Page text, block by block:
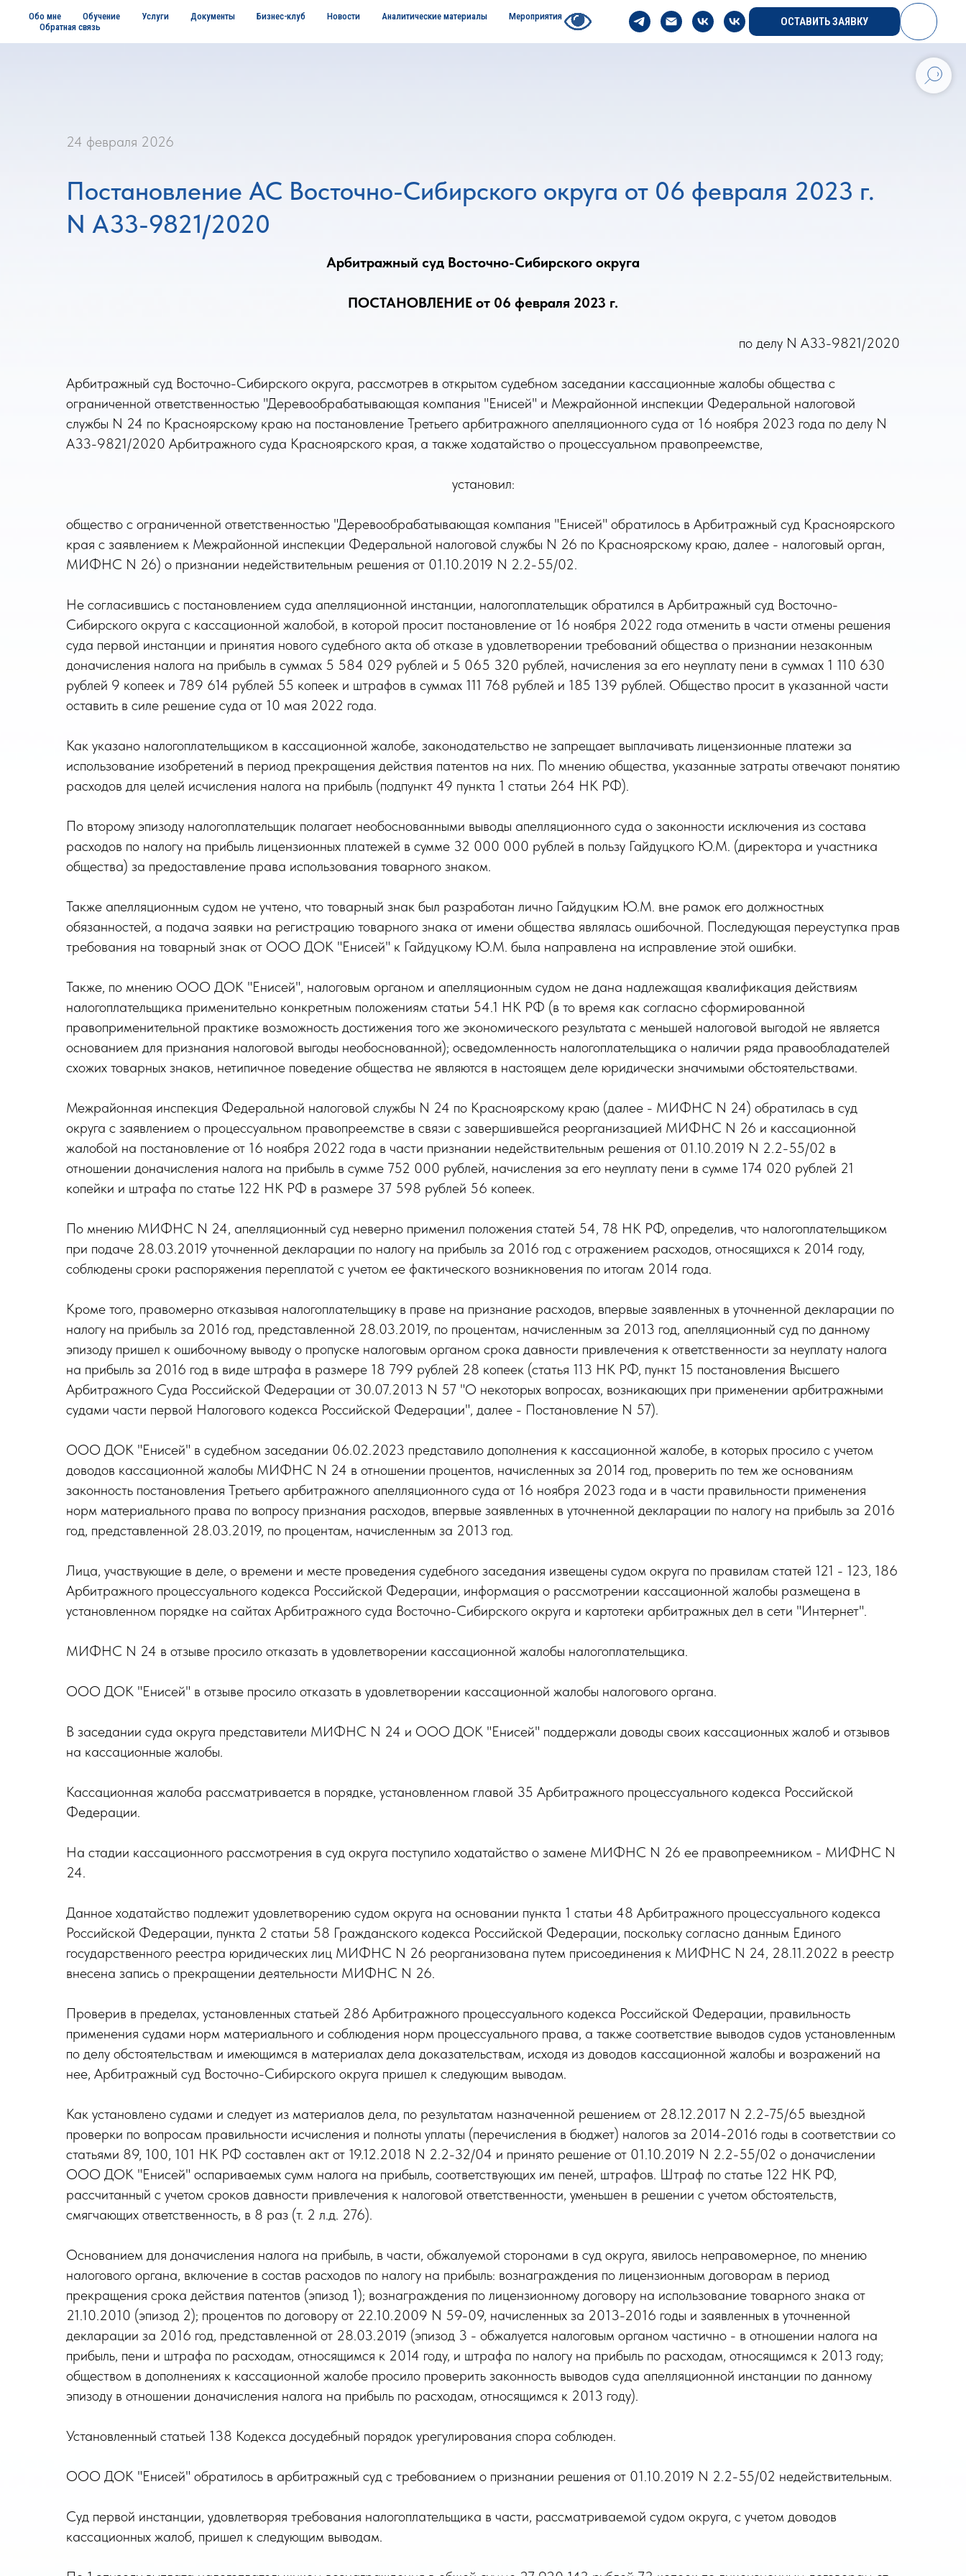
Обо мне Обучение Услуги Документы Бизнес-клуб Новости Аналитические материалы
Мероприятия
Обратная связь
ОСТАВИТЬ ЗАЯВКУ
24 февраля 2026
Постановление АС Восточно-Сибирского округа от 06 февраля 2023 г.
N А33-9821/2020
Арбитражный суд Восточно-Сибирского округа
ПОСТАНОВЛЕНИЕ от 06 февраля 2023 г.
по делу N А33-9821/2020
Арбитражный суд Восточно-Сибирского округа, рассмотрев в открытом судебном заседании кассационные жалобы общества с
ограниченной ответственностью "Деревообрабатывающая компания "Енисей" и Межрайонной инспекции Федеральной налоговой
службы N 24 по Красноярскому краю на постановление Третьего арбитражного апелляционного суда от 16 ноября 2023 года по делу N
А33-9821/2020 Арбитражного суда Красноярского края, а также ходатайство о процессуальном правопреемстве,
установил:
общество с ограниченной ответственностью "Деревообрабатывающая компания "Енисей" обратилось в Арбитражный суд Красноярского
края с заявлением к Межрайонной инспекции Федеральной налоговой службы N 26 по Красноярскому краю, далее - налоговый орган,
МИФНС N 26) о признании недействительным решения от 01.10.2019 N 2.2-55/02.
Не согласившись с постановлением суда апелляционной инстанции, налогоплательщик обратился в Арбитражный суд Восточно-
Сибирского округа с кассационной жалобой, в которой просит постановление от 16 ноября 2022 года отменить в части отмены решения
суда первой инстанции и принятия нового судебного акта об отказе в удовлетворении требований общества о признании незаконным
доначисления налога на прибыль в суммах 5 584 029 рублей и 5 065 320 рублей, начисления за его неуплату пени в суммах 1 110 630
рублей 9 копеек и 789 614 рублей 55 копеек и штрафов в суммах 111 768 рублей и 185 139 рублей. Общество просит в указанной части
оставить в силе решение суда от 10 мая 2022 года.
Как указано налогоплательщиком в кассационной жалобе, законодательство не запрещает выплачивать лицензионные платежи за
использование изобретений в период прекращения действия патентов на них. По мнению общества, указанные затраты отвечают понятию
расходов для целей исчисления налога на прибыль (подпункт 49 пункта 1 статьи 264 НК РФ).
По второму эпизоду налогоплательщик полагает необоснованными выводы апелляционного суда о законности исключения из состава
расходов по налогу на прибыль лицензионных платежей в сумме 32 000 000 рублей в пользу Гайдуцкого Ю.М. (директора и участника
общества) за предоставление права использования товарного знаком.
Также апелляционным судом не учтено, что товарный знак был разработан лично Гайдуцким Ю.М. вне рамок его должностных
обязанностей, а подача заявки на регистрацию товарного знака от имени общества являлась ошибочной. Последующая переуступка прав
требования на товарный знак от ООО ДОК "Енисей" к Гайдуцкому Ю.М. была направлена на исправление этой ошибки.
Также, по мнению ООО ДОК "Енисей", налоговым органом и апелляционным судом не дана надлежащая квалификация действиям
налогоплательщика применительно конкретным положениям статьи 54.1 НК РФ (в то время как согласно сформированной
правоприменительной практике возможность достижения того же экономического результата с меньшей налоговой выгодой не является
основанием для признания налоговой выгоды необоснованной); осведомленность налогоплательщика о наличии ряда правообладателей
схожих товарных знаков, нетипичное поведение общества не являются в настоящем деле юридически значимыми обстоятельствами.
Межрайонная инспекция Федеральной налоговой службы N 24 по Красноярскому краю (далее - МИФНС N 24) обратилась в суд
округа с заявлением о процессуальном правопреемстве в связи с завершившейся реорганизацией МИФНС N 26 и кассационной
жалобой на постановление от 16 ноября 2022 года в части признании недействительным решения от 01.10.2019 N 2.2-55/02 в
отношении доначисления налога на прибыль в сумме 752 000 рублей, начисления за его неуплату пени в сумме 174 020 рублей 21
копейки и штрафа по статье 122 НК РФ в размере 37 598 рублей 56 копеек.
По мнению МИФНС N 24, апелляционный суд неверно применил положения статей 54, 78 НК РФ, определив, что налогоплательщиком
при подаче 28.03.2019 уточненной декларации по налогу на прибыль за 2016 год с отражением расходов, относящихся к 2014 году,
соблюдены сроки распоряжения переплатой с учетом ее фактического возникновения по итогам 2014 года.
Кроме того, правомерно отказывая налогоплательщику в праве на признание расходов, впервые заявленных в уточненной декларации по
налогу на прибыль за 2016 год, представленной 28.03.2019, по процентам, начисленным за 2013 год, апелляционный суд по данному
эпизоду пришел к ошибочному выводу о пропуске налоговым органом срока давности привлечения к ответственности за неуплату налога
на прибыль за 2016 год в виде штрафа в размере 18 799 рублей 28 копеек (статья 113 НК РФ, пункт 15 постановления Высшего
Арбитражного Суда Российской Федерации от 30.07.2013 N 57 "О некоторых вопросах, возникающих при применении арбитражными
судами части первой Налогового кодекса Российской Федерации", далее - Постановление N 57).
ООО ДОК "Енисей" в судебном заседании 06.02.2023 представило дополнения к кассационной жалобе, в которых просило с учетом
доводов кассационной жалобы МИФНС N 24 в отношении процентов, начисленных за 2014 год, проверить по тем же основаниям
законность постановления Третьего арбитражного апелляционного суда от 16 ноября 2023 года и в части правильности применения
норм материального права по вопросу признания расходов, впервые заявленных в уточненной декларации по налогу на прибыль за 2016
год, представленной 28.03.2019, по процентам, начисленным за 2013 год.
Лица, участвующие в деле, о времени и месте проведения судебного заседания извещены судом округа по правилам статей 121 - 123, 186
Арбитражного процессуального кодекса Российской Федерации, информация о рассмотрении кассационной жалобы размещена в
установленном порядке на сайтах Арбитражного суда Восточно-Сибирского округа и картотеки арбитражных дел в сети "Интернет".
МИФНС N 24 в отзыве просило отказать в удовлетворении кассационной жалобы налогоплательщика.
ООО ДОК "Енисей" в отзыве просило отказать в удовлетворении кассационной жалобы налогового органа.
В заседании суда округа представители МИФНС N 24 и ООО ДОК "Енисей" поддержали доводы своих кассационных жалоб и отзывов
на кассационные жалобы.
Кассационная жалоба рассматривается в порядке, установленном главой 35 Арбитражного процессуального кодекса Российской
Федерации.
На стадии кассационного рассмотрения в суд округа поступило ходатайство о замене МИФНС N 26 ее правопреемником - МИФНС N
24.
Данное ходатайство подлежит удовлетворению судом округа на основании пункта 1 статьи 48 Арбитражного процессуального кодекса
Российской Федерации, пункта 2 статьи 58 Гражданского кодекса Российской Федерации, поскольку согласно данным Единого
государственного реестра юридических лиц МИФНС N 26 реорганизована путем присоединения к МИФНС N 24, 28.11.2022 в реестр
внесена запись о прекращении деятельности МИФНС N 26.
Проверив в пределах, установленных статьей 286 Арбитражного процессуального кодекса Российской Федерации, правильность
применения судами норм материального и соблюдения норм процессуального права, а также соответствие выводов судов установленным
по делу обстоятельствам и имеющимся в материалах дела доказательствам, исходя из доводов кассационной жалобы и возражений на
нее, Арбитражный суд Восточно-Сибирского округа пришел к следующим выводам.
Как установлено судами и следует из материалов дела, по результатам назначенной решением от 28.12.2017 N 2.2-75/65 выездной
проверки по вопросам правильности исчисления и полноты уплаты (перечисления в бюджет) налогов за 2014-2016 годы в соответствии со
статьями 89, 100, 101 НК РФ составлен акт от 19.12.2018 N 2.2-32/04 и принято решение от 01.10.2019 N 2.2-55/02 о доначислении
ООО ДОК "Енисей" оспариваемых сумм налога на прибыль, соответствующих им пеней, штрафов. Штраф по статье 122 НК РФ,
рассчитанный с учетом сроков давности привлечения к налоговой ответственности, уменьшен в решении с учетом обстоятельств,
смягчающих ответственность, в 8 раз (т. 2 л.д. 276).
Основанием для доначисления налога на прибыль, в части, обжалуемой сторонами в суд округа, явилось неправомерное, по мнению
налогового органа, включение в состав расходов по налогу на прибыль: вознаграждения по лицензионным договорам в период
прекращения срока действия патентов (эпизод 1); вознаграждения по лицензионному договору на использование товарного знака от
21.10.2010 (эпизод 2); процентов по договору от 22.10.2009 N 59-09, начисленных за 2013-2016 годы и заявленных в уточненной
декларации за 2016 год, представленной от 28.03.2019 (эпизод 3 - обжалуется налоговым органом частично - в отношении налога на
прибыль, пени и штрафа по расходам, относящимся к 2014 году, и штрафа по налогу на прибыль по расходам, относящимся к 2013 году;
обществом в дополнениях к кассационной жалобе просило проверить законность выводов суда апелляционной инстанции по данному
эпизоду в отношении доначисления налога на прибыль по расходам, относящимся к 2013 году).
Установленный статьей 138 Кодекса досудебный порядок урегулирования спора соблюден.
ООО ДОК "Енисей" обратилось в арбитражный суд с требованием о признании решения от 01.10.2019 N 2.2-55/02 недействительным.
Суд первой инстанции, удовлетворяя требования налогоплательщика в части, рассматриваемой судом округа, с учетом доводов
кассационных жалоб, пришел к следующим выводам.